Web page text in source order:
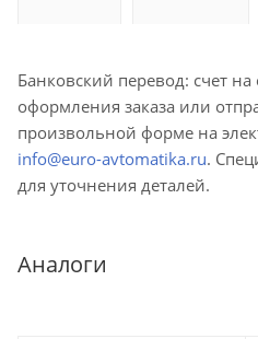
Банковский перевод: счет
оформления заказа или
произвольной форме на
info@euro-avtomatika.ru.
для уточнения деталей.
Аналоги